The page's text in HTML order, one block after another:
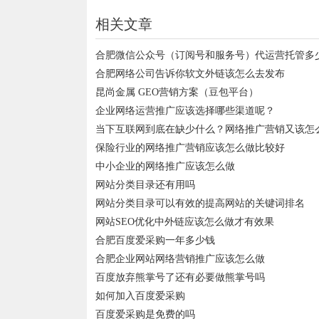
相关文章
合肥微信公众号（订阅号和服务号）代运营托管多
合肥网络公司告诉你软文外链该怎么去发布
昆尚金属 GEO营销方案（豆包平台）
企业网络运营推广应该选择哪些渠道呢？
当下互联网到底在缺少什么？网络推广营销又该怎
保险行业的网络推广营销应该怎么做比较好
中小企业的网络推广应该怎么做
网站分类目录还有用吗
网站分类目录可以有效的提高网站的关键词排名
网站SEO优化中外链应该怎么做才有效果
合肥百度爱采购一年多少钱
合肥企业网站网络营销推广应该怎么做
百度放弃熊掌号了还有必要做熊掌号吗
如何加入百度爱采购
百度爱采购是免费的吗